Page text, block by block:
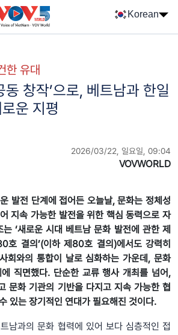
Korean
한 유대
동 창작’으로, 베트남과 한일
운 지평
2026/03/22, 일요일, 09:04
VOVWORLD
발전 단계에 접어든 오늘날, 문화는 정체성
지속 가능한 발전을 위한 핵심 동력으로 자
‘새로운 시대 베트남 문화 발전에 관한 제
호 결의’(이하 제80호 결의)에서도 강력히
회와의 통합이 날로 심화하는 가운데, 문화
직면했다. 단순한 교류 행사 개최를 넘어,
문화 기관의 기반을 다지고 지속 가능한 협
있는 장기적인 연대가 필요해진 것이다.
남과의 문화 협력에 있어 보다 심층적인 접